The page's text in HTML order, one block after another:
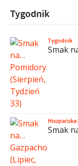
Tygodnik
Tygodnik
Smak
Hiszpańska
Smak